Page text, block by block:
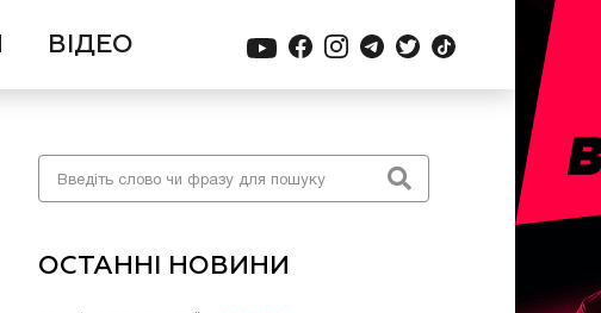
ВІДЕО
ОСТАННІ НОВИНИ